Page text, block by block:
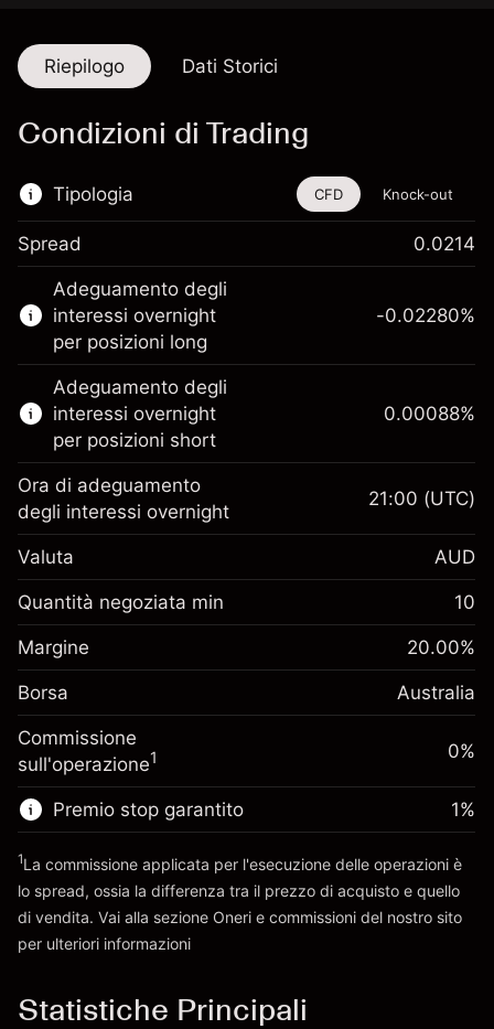
Riepilogo Dati Storici
Condizioni di Trading
Tipologia
Questo strumento finanziario è disponibile
per il trading di CFD e knock-out.
Scopri di più su:
CFD
Knock-out
CFD Knock-out
Spread 0.0214
Adeguamento degli
interessi overnight
per posizioni long
Margine. Il tuo
A$1,000.00
Adeguamento
finanziamento overnight
Oneri per l'intero valore della
posizione
%
(-A$1.14)
Dimensione dell'operazione a leva
A$5,000.00
Denaro da leva ~
Vai alla piattaforma
-0.02280%
Adeguamento degli
interessi overnight
per posizioni short
Margine. Il tuo
investimento
A$1,000.00
finanziamento overnight
Oneri per l'intero valore della
posizione
0.000884
(A$0.04)
Dimensione dell'operazione a leva
A$5,000.00
Vai alla piattaforma
0.00088%
Ora di adeguamento
degli interessi overnight
21:00 (UTC)
Valuta AUD
Quantità negoziata min 10
Margine 20.00%
Borsa Australia
Commissione
sull'operazione1 0%
Premio stop garantito 1%
1La commissione applicata per l'esecuzione delle operazioni è
lo spread, ossia la differenza tra il prezzo di acquisto e quello
di vendita. Vai alla sezione Oneri e commissioni del nostro sito
per ulteriori informazioni
Statistiche Principali